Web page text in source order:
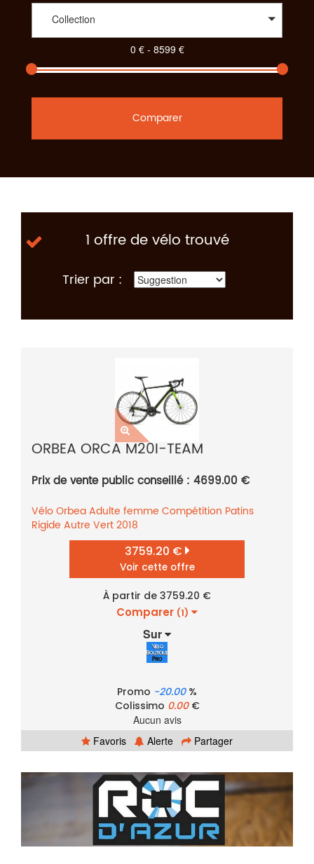
Collection
Comparer
1 offre de vélo trouvé
Trier par :
ORBEA ORCA M20I-TEAM
Prix de vente public conseillé : 4699.00 €
VéloOrbeaAdulte femme Compétition Patins
Rigide Autre Vert2018
3759.20 €
Voir cette offre
À partir de 3759.20 €
Comparer (1)
Sur
Promo -20.00%
Colissimo 0.00€
Aucun avis
Favoris
Alerte Partager